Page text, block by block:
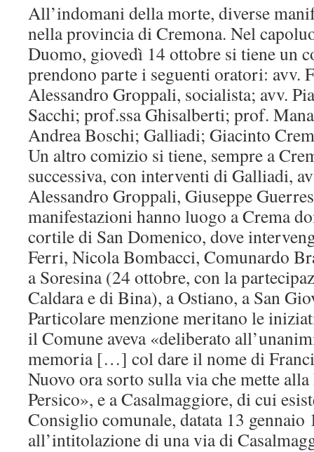
All’indomani della morte, diverse
nella provincia di Cremona. Nel
Duomo, giovedì 14 ottobre si tiene un
prendono parte i seguenti oratori: avv.
Alessandro Groppali, socialista; avv.
Sacchi; prof.ssa Ghisalberti; prof.
Andrea Boschi; Galliadi; Giacinto
Un altro comizio si tiene, sempre a
successiva, con interventi di Galliadi,
Alessandro Groppali, Giuseppe
manifestazioni hanno luogo a Crema
cortile di San Domenico, dove
Ferri, Nicola Bombacci, Comunardo
a Soresina (24 ottobre, con la
Caldara e di Bina), a Ostiano, a San
Particolare menzione meritano le
il Comune aveva «deliberato
memoria […] col dare il nome di
Nuovo ora sorto sulla via che mette
Persico», e a Casalmaggiore, di cui
Consiglio comunale, datata 13 gennaio
all’intitolazione di una via di